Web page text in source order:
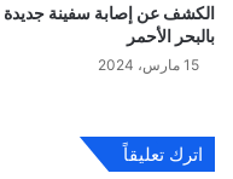
الكشف عن إصابة سفينة جديدة
بالبحر الأحمر
15 مارس، 2024
اترك تعليقاً